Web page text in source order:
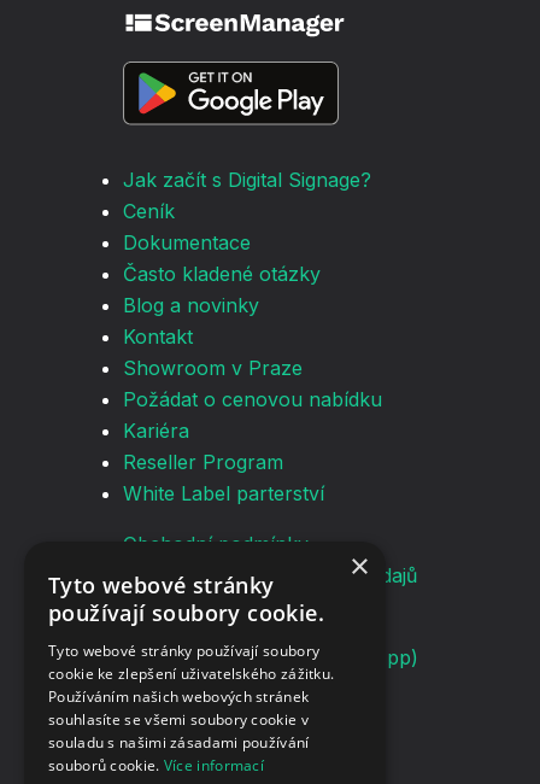
Jak začít s Digital Signage?
Ceník
Dokumentace
Často kladené otázky
Blog a novinky
Kontakt
Showroom v Praze
Požádat o cenovou nabídku
Kariéra
Reseller Program
White Label parterství
Obchodní podmínky
Zásady ochrany osobních údajů
info@screenmanager.tech
+420 604 487 886 (WhatsApp)
DIČ: CZ08543682
Kurzova 2222/16 155 00
Praha
×
Tyto webové stránky
používají soubory cookie.
Tyto webové stránky používají soubory
cookie ke zlepšení uživatelského zážitku.
Používáním našich webových stránek
souhlasíte se všemi soubory cookie v
souladu s našimi zásadami používání
souborů cookie. Více informací